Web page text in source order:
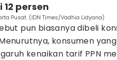
12 persen
Pusat. (IDN Times/Vadhia Lidyana)
pun biasanya dibeli
konsumen
kenaikan tarif PPN